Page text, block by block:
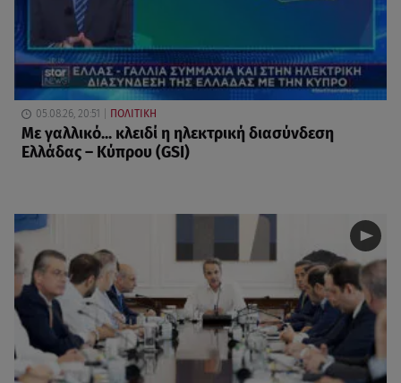
05.08.26, 20:51 ΠΟΛΙΤΙΚΗ
Με γαλλικό... κλειδί η ηλεκτρική διασύνδεση
Ελλάδας – Κύπρου (GSI)